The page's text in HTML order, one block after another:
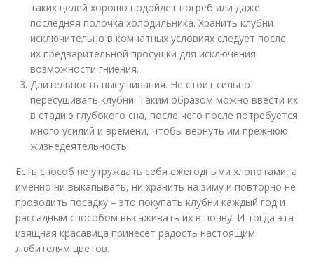
таких целей хорошо подойдет погреб или даже
последняя полочка холодильника. Хранить клубни
исключительно в комнатных условиях следует после
их предварительной просушки для исключения
возможности гниения.
Длительность высушивания. Не стоит сильно
пересушивать клубни. Таким образом можно ввести их
в стадию глубокого сна, после чего после потребуется
много усилий и времени, чтобы вернуть им прежнюю
жизнедеятельность.
Есть способ не утруждать себя ежегодными хлопотами, а
именно ни выкапывать, ни хранить на зиму и повторно не
проводить посадку – это покупать клубни каждый год и
рассадным способом высаживать их в почву. И тогда эта
изящная красавица принесет радость настоящим
любителям цветов.